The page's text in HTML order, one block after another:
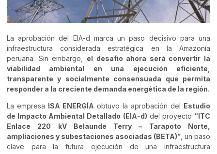
La aprobación del EIA-d marca un paso decisivo para una
infraestructura considerada estratégica en la Amazonía
peruana. Sin embargo, el desafío ahora será convertir la
viabilidad ambiental en una ejecución eficiente,
transparente y socialmente consensuada que permita
responder a la creciente demanda energética de la región.
La empresa ISA ENERGÍA obtuvo la aprobación del Estudio
de Impacto Ambiental Detallado (EIA-d) del proyecto “ITC
Enlace 220 kV Belaunde Terry – Tarapoto Norte,
ampliaciones y subestaciones asociadas (BETA)” , un paso
clave para la futura ejecución de una infraestructura